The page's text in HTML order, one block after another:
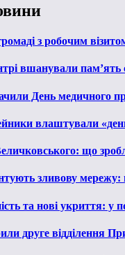
з робочим
вшанували пам’ять
День медичного
влаштували
що
зливову мережу:
та нові укриття: у
друге відділення